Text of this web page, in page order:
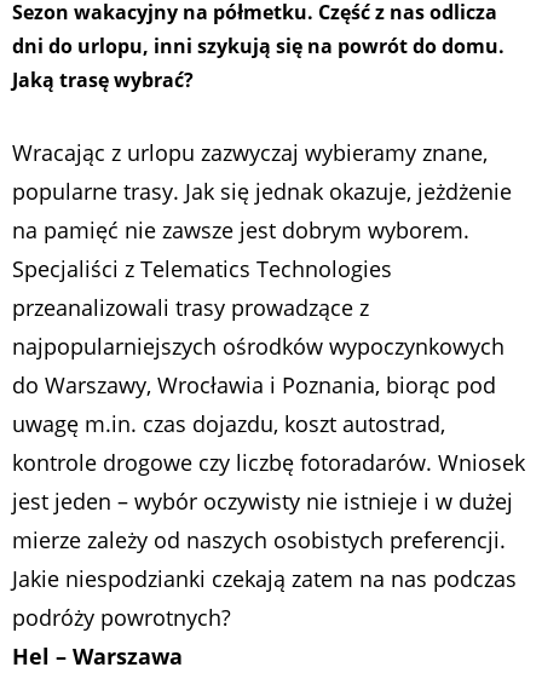
Sezon wakacyjny na półmetku. Część z nas odlicza
dni do urlopu, inni szykują się na powrót do domu.
Jaką trasę wybrać?
Wracając z urlopu zazwyczaj wybieramy znane,
popularne trasy. Jak się jednak okazuje, jeżdżenie
na pamięć nie zawsze jest dobrym wyborem.
Specjaliści z Telematics Technologies
przeanalizowali trasy prowadzące z
najpopularniejszych ośrodków wypoczynkowych
do Warszawy, Wrocławia i Poznania, biorąc pod
uwagę m.in. czas dojazdu, koszt autostrad,
kontrole drogowe czy liczbę fotoradarów. Wniosek
jest jeden – wybór oczywisty nie istnieje i w dużej
mierze zależy od naszych osobistych preferencji.
Jakie niespodzianki czekają zatem na nas podczas
podróży powrotnych?
Hel – Warszawa